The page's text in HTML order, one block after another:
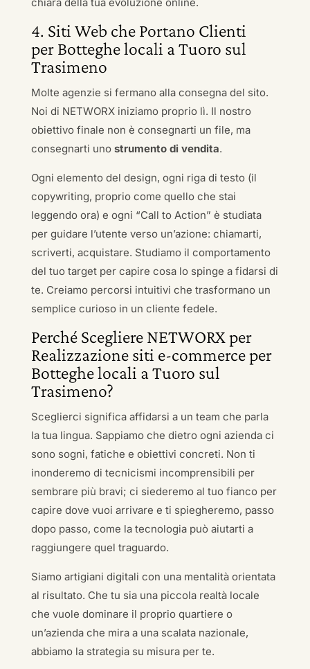
4. Siti Web che Portano Clienti
per Botteghe locali a Tuoro sul
Trasimeno
Molte agenzie si fermano alla consegna del sito.
Noi di NETWORX iniziamo proprio lì. Il nostro
obiettivo finale non è consegnarti un file, ma
consegnarti uno strumento di vendita.
Ogni elemento del design, ogni riga di testo (il
copywriting, proprio come quello che stai
leggendo ora) e ogni “Call to Action” è studiata
per guidare l’utente verso un’azione: chiamarti,
scriverti, acquistare. Studiamo il comportamento
del tuo target per capire cosa lo spinge a fidarsi di
te. Creiamo percorsi intuitivi che trasformano un
semplice curioso in un cliente fedele.
Perché Scegliere NETWORX per
Realizzazione siti e-commerce per
Botteghe locali a Tuoro sul
Trasimeno?
Sceglierci significa affidarsi a un team che parla
la tua lingua. Sappiamo che dietro ogni azienda ci
sono sogni, fatiche e obiettivi concreti. Non ti
inonderemo di tecnicismi incomprensibili per
sembrare più bravi; ci siederemo al tuo fianco per
capire dove vuoi arrivare e ti spiegheremo, passo
dopo passo, come la tecnologia può aiutarti a
raggiungere quel traguardo.
Siamo artigiani digitali con una mentalità orientata
al risultato. Che tu sia una piccola realtà locale
che vuole dominare il proprio quartiere o
un’azienda che mira a una scalata nazionale,
abbiamo la strategia su misura per te.